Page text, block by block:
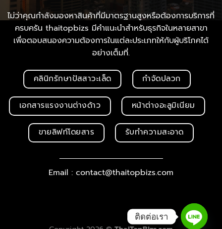
ไม่ว่าคุณกำลังมองหาสินค้าที่มีมาตรฐานสูงหรือต้องการบริการที่
ครบครัน thaitopbizs มีคำแนะนำสำหรับธุรกิจในหลายสาขา
เพื่อตอบสนองความต้องการในแต่ละประเภทให้กับผู้บริโภคได้
อย่างเต็มที่.
คลินิกรักษาปัสสาวะเล็ด กำจัดปลวก
เอกสารแรงงานต่างด้าว หน้าต่างอะลูมิเนียม
ขายลิฟท์โดยสาร รับทำความสะอาด
Email : contact@thaitopbizs.com
ติดต่อเรา